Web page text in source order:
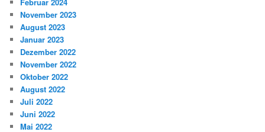
November 2023
August 2023
Januar 2023
Dezember 2022
November 2022
Oktober 2022
August 2022
Juli 2022
Juni 2022
Mai 2022